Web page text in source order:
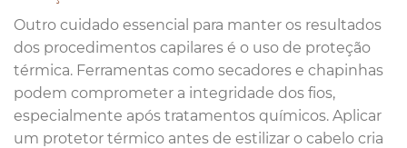
Outro cuidado essencial para manter os resultados
dos procedimentos capilares é o uso de proteção
térmica. Ferramentas como secadores e chapinhas
podem comprometer a integridade dos fios,
especialmente após tratamentos químicos. Aplicar
um protetor térmico antes de estilizar o cabelo cria